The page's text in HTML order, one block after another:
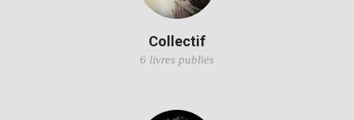
Collectif
6 livres publiés